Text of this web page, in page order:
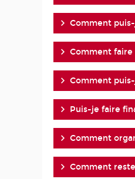
Comment
Comment faire
Comment
Puis-je faire
Comment
Comment